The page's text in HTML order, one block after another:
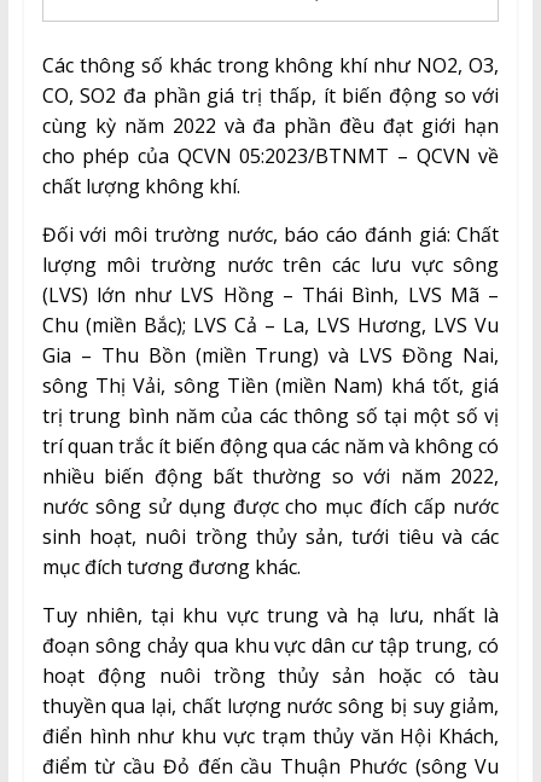
Các thông số khác trong không khí như NO2, O3,
CO, SO2 đa phần giá trị thấp, ít biến động so với
cùng kỳ năm 2022 và đa phần đều đạt giới hạn
cho phép của QCVN 05:2023/BTNMT – QCVN về
chất lượng không khí.
Đối với môi trường nước, báo cáo đánh giá: Chất
lượng môi trường nước trên các lưu vực sông
(LVS) lớn như LVS Hồng – Thái Bình, LVS Mã –
Chu (miền Bắc); LVS Cả – La, LVS Hương, LVS Vu
Gia – Thu Bồn (miền Trung) và LVS Đồng Nai,
sông Thị Vải, sông Tiền (miền Nam) khá tốt, giá
trị trung bình năm của các thông số tại một số vị
trí quan trắc ít biến động qua các năm và không có
nhiều biến động bất thường so với năm 2022,
nước sông sử dụng được cho mục đích cấp nước
sinh hoạt, nuôi trồng thủy sản, tưới tiêu và các
mục đích tương đương khác.
Tuy nhiên, tại khu vực trung và hạ lưu, nhất là
đoạn sông chảy qua khu vực dân cư tập trung, có
hoạt động nuôi trồng thủy sản hoặc có tàu
thuyền qua lại, chất lượng nước sông bị suy giảm,
điển hình như khu vực trạm thủy văn Hội Khách,
điểm từ cầu Đỏ đến cầu Thuận Phước (sông Vu